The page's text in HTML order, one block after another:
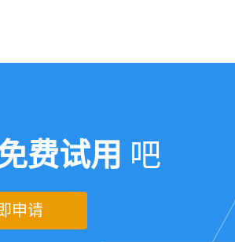
费试用 吧
申请